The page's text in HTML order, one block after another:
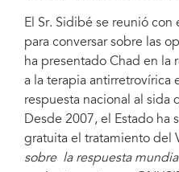
El Sr. Sidibé se reunió
para conversar sobre las
ha presentado Chad en la
a la terapia antirretrovírica
respuesta nacional al sida
Desde 2007, el Estado ha
gratuita el tratamiento del
sobre la respuesta